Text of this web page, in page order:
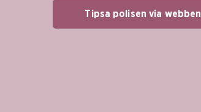
Tipsa polisen via webben